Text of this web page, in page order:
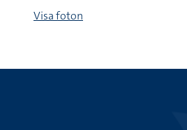
Visa foton